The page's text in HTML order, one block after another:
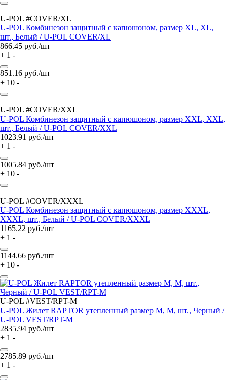
U-POL #COVER/XL
U-POL Комбинезон защитный с капюшоном, размер XL, XL,
шт., Белый / U-POL COVER/XL
866.45 руб./шт
+ 1 -
851.16 руб./шт
+ 10 -
U-POL #COVER/XXL
U-POL Комбинезон защитный с капюшоном, размер XXL, XXL,
шт., Белый / U-POL COVER/XXL
1023.91 руб./шт
+ 1 -
1005.84 руб./шт
+ 10 -
U-POL #COVER/XXXL
U-POL Комбинезон защитный с капюшоном, размер XXXL,
XXXL, шт., Белый / U-POL COVER/XXXL
1165.22 руб./шт
+ 1 -
1144.66 руб./шт
+ 10 -
U-POL #VEST/RPT-M
U-POL Жилет RAPTOR утепленный размер M, M, шт., Черный /
U-POL VEST/RPT-M
2835.94 руб./шт
+ 1 -
2785.89 руб./шт
+ 1 -